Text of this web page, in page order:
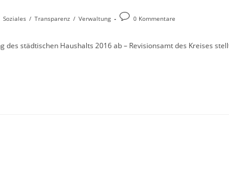
Soziales / Transparenz / Verwaltung 0 Kommentare
städtischen Haushalts 2016 ab – Revisionsamt des Kreises